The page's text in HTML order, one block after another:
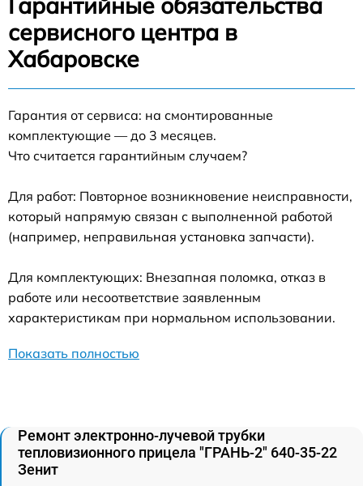
сервисного центра в
Хабаровске
Гарантия от сервиса: на смонтированные
комплектующие — до 3 месяцев.
Что считается гарантийным случаем?
Для работ: Повторное возникновение неисправности,
который напрямую связан с выполненной работой
(например, неправильная установка запчасти).
Для комплектующих: Внезапная поломка, отказ в
работе или несоответствие заявленным
характеристикам при нормальном использовании.
Показать полностью
Ремонт электронно-лучевой трубки
тепловизионного прицела "ГРАНЬ-2" 640-35-22
Зенит